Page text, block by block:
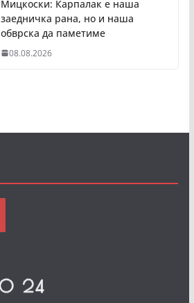
Мицкоски: Карпалак е наша
заедничка рана, но и наша
обврска да паметиме
08.08.2026